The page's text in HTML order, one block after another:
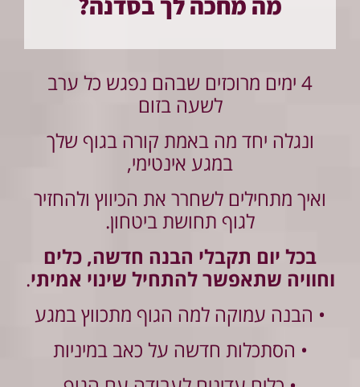
4 ימים מרוכזים שבהם נפגש כל ערב
לשעה בזום
ונגלה יחד מה באמת קורה בגוף שלך
במגע אינטימי,
ואיך מתחילים לשחרר את הכיווץ ולהחזיר
לגוף תחושת ביטחון.
בכל יום תקבלי הבנה חדשה, כלים
וחוויה שתאפשר להתחיל שינוי אמיתי.
• הבנה עמוקה למה הגוף מתכווץ במגע
• הסתכלות חדשה על כאב במיניות